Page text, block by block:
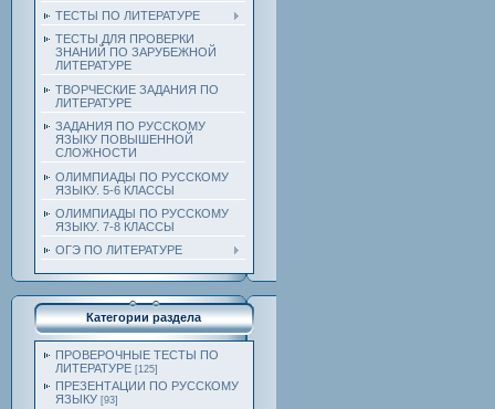
ТЕСТЫ ПО ЛИТЕРАТУРЕ
ТЕСТЫ ДЛЯ ПРОВЕРКИ
ЗНАНИЙ ПО ЗАРУБЕЖНОЙ
ЛИТЕРАТУРЕ
ТВОРЧЕСКИЕ ЗАДАНИЯ ПО
ЛИТЕРАТУРЕ
ЗАДАНИЯ ПО РУССКОМУ
ЯЗЫКУ ПОВЫШЕННОЙ
СЛОЖНОСТИ
ОЛИМПИАДЫ ПО РУССКОМУ
ЯЗЫКУ. 5-6 КЛАССЫ
ОЛИМПИАДЫ ПО РУССКОМУ
ЯЗЫКУ. 7-8 КЛАССЫ
ОГЭ ПО ЛИТЕРАТУРЕ
Категории раздела
ПРОВЕРОЧНЫЕ ТЕСТЫ ПО
ЛИТЕРАТУРЕ [125]
ПРЕЗЕНТАЦИИ ПО РУССКОМУ
ЯЗЫКУ [93]